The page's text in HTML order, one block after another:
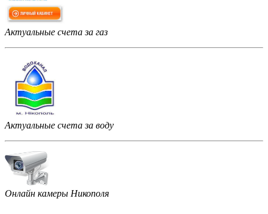
Актуальные счета за газ
Актуальные счета за воду
Онлайн камеры Никополя